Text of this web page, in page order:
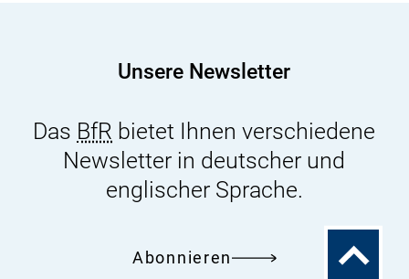
Unsere Newsletter
Das BfR bietet Ihnen verschiedene
Newsletter in deutscher und
englischer Sprache.
Abonnieren
Zum